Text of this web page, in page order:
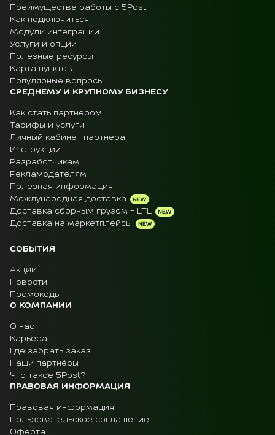
Преимущества работы с 5Post
Как подключиться
Модули интеграции
Услуги и опции
Полезные ресурсы
Карта пунктов
Популярные вопросы
СРЕДНЕМУ И КРУПНОМУ БИЗНЕСУ
Как стать партнёром
Тарифы и услуги
Личный кабинет партнера
Инструкции
Разработчикам
Рекламодателям
Полезная информация
Международная доставка
Доставка сборным грузом - LTL
Доставка на маркетплейсы
СОБЫТИЯ
Акции
Новости
Промокоды
О КОМПАНИИ
О нас
Карьера
Где забрать заказ
Наши партнёры
Что такое 5Post?
ПРАВОВАЯ ИНФОРМАЦИЯ
Правовая информация
Пользовательское соглашение
Оферта